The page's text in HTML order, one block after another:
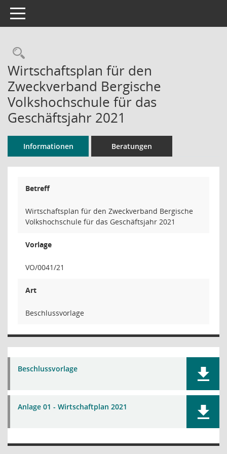
Toggle navigation
Rechercheauswahl
Wirtschaftsplan für den
Zweckverband Bergische
Volkshochschule für das
Geschäftsjahr 2021
Informationen Beratungen
Betreff
Wirtschaftsplan für den Zweckverband Bergische
Volkshochschule für das Geschäftsjahr 2021
Vorlage
VO/0041/21
Art
Beschlussvorlage
Beschlussvorlage
Anlage 01 - Wirtschaftplan 2021